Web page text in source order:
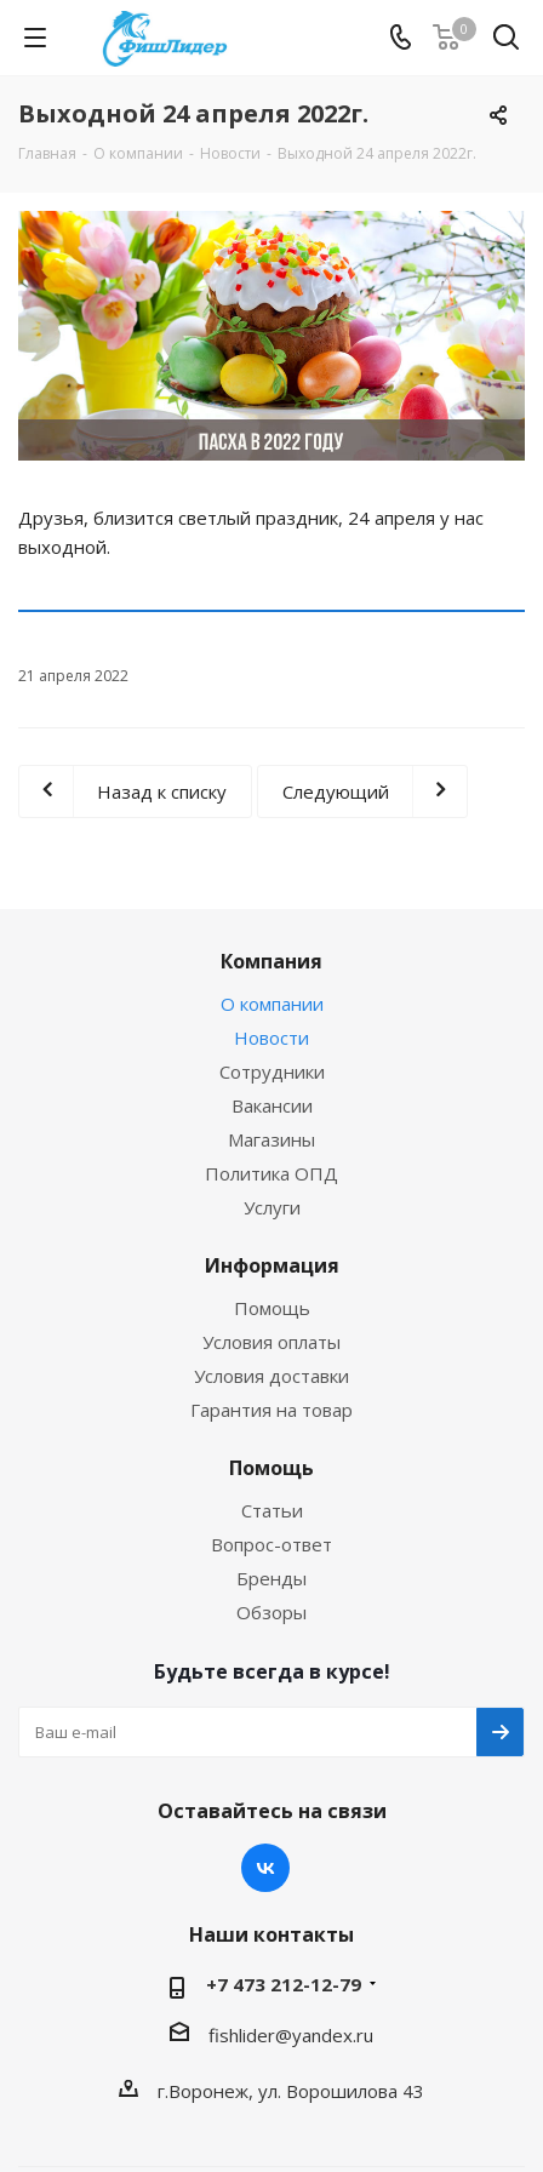
0
Выходной 24 апреля 2022г.
Главная - О компании - Новости - Выходной 24 апреля 2022г.
Друзья, близится светлый праздник, 24 апреля у нас
выходной.
21 апреля 2022
Назад к списку Следующий
Компания
О компании
Новости
Сотрудники
Вакансии
Магазины
Политика ОПД
Услуги
Информация
Помощь
Условия оплаты
Условия доставки
Гарантия на товар
Помощь
Статьи
Вопрос-ответ
Бренды
Обзоры
Будьте всегда в курсе!
Оставайтесь на связи
Наши контакты
+7 473 212-12-79
fishlider@yandex.ru
г.Воронеж, ул. Ворошилова 43